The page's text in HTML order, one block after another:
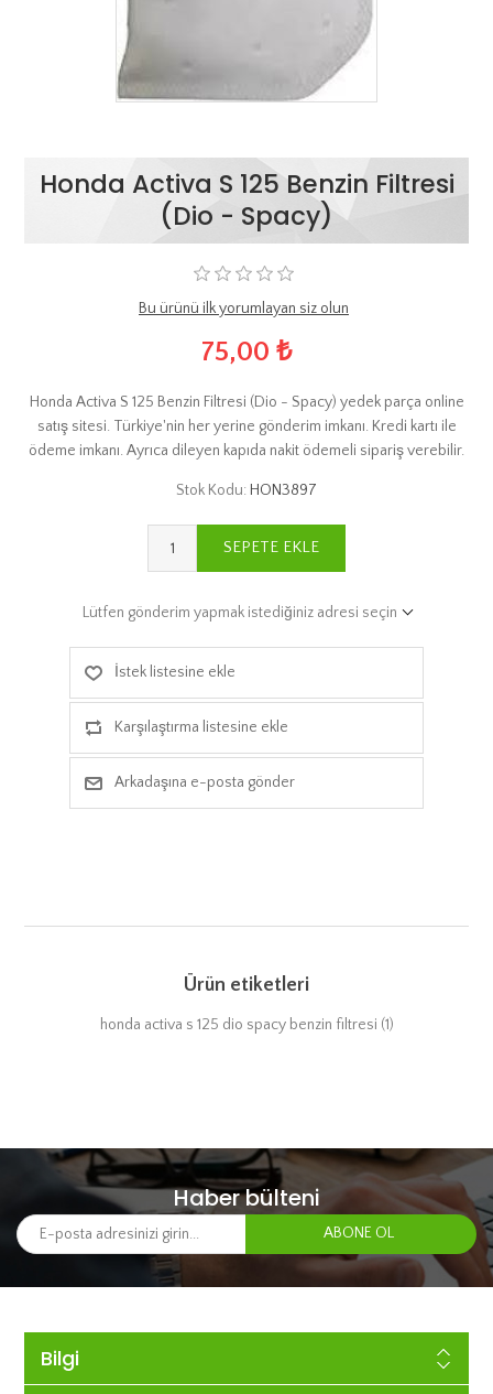
Honda Activa S 125 Benzin Filtresi
(Dio - Spacy)
Bu ürünü ilk yorumlayan siz olun
75,00 ₺
Honda Activa S 125 Benzin Filtresi (Dio - Spacy) yedek parça online
satış sitesi. Türkiye'nin her yerine gönderim imkanı. Kredi kartı ile
ödeme imkanı. Ayrıca dileyen kapıda nakit ödemeli sipariş verebilir.
Stok Kodu: HON3897
SEPETE EKLE
Lütfen gönderim yapmak istediğiniz adresi seçin
İstek listesine ekle
Karşılaştırma listesine ekle
Arkadaşına e-posta gönder
Ürün etiketleri
honda activa s 125 dio spacy benzin filtresi (1)
Haber bülteni
Bilgi